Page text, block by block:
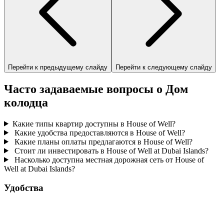
Перейти к предыдущему слайду Перейти к следующему слайду
Часто задаваемые вопросы о Дом
колодца
Какие типы квартир доступны в House of Well?
Какие удобства предоставляются в House of Well?
Какие планы оплаты предлагаются в House of Well?
Стоит ли инвестировать в House of Well at Dubai Islands?
Насколько доступна местная дорожная сеть от House of
Well at Dubai Islands?
Удобства